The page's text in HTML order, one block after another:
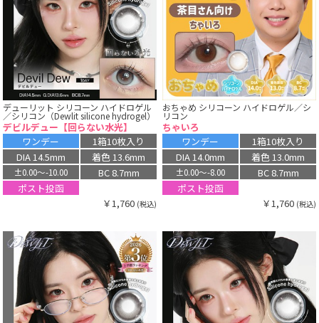
デューリット シリコーン ハイドロゲル
／シリコン（Dewlit silicone hydrogel）
デビルデュー【回らない水光】
ワンデー
1箱10枚入り
DIA 14.5mm
着色 13.6mm
±0.00〜-10.00
BC 8.7mm
ポスト投函
￥1,760 (税込)
おちゃめ シリコーン ハイドロゲル／シ
リコン
ちゃいろ
ワンデー
1箱10枚入り
DIA 14.0mm
着色 13.0mm
±0.00〜-8.00
BC 8.7mm
ポスト投函
￥1,760 (税込)